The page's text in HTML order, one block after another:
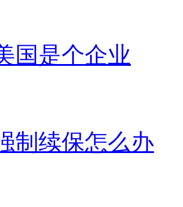
国是个企业
制续保怎么办